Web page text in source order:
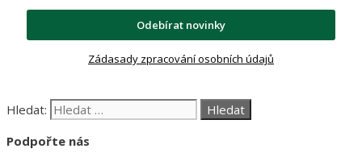
Odebírat novinky
Zádasady zpracování osobních údajů
Hledat:
Podpořte nás